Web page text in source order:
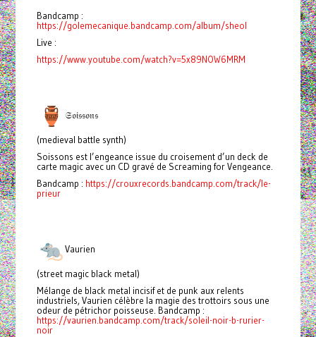
Bandcamp :
https://golemecanique.bandcamp.com/album/sheol
Live :
https://www.youtube.com/watch?v=5x89NOW6MRM
𝔖𝔬𝔦𝔰𝔰𝔬𝔫𝔰
(medieval battle synth)
Soissons est l’engeance issue du croisement d’un deck de
carte magic avec un CD gravé de Screaming for Vengeance.
Bandcamp : https://crouxrecords.bandcamp.com/track/le-
prieur
Vaurien
(street magic black metal)
Mélange de black metal incisif et de punk aux relents
industriels, Vaurien célèbre la magie des trottoirs sous une
odeur de pétrichor poisseuse. Bandcamp :
https://vaurien.bandcamp.com/track/soleil-noir-b-rurier-
noir